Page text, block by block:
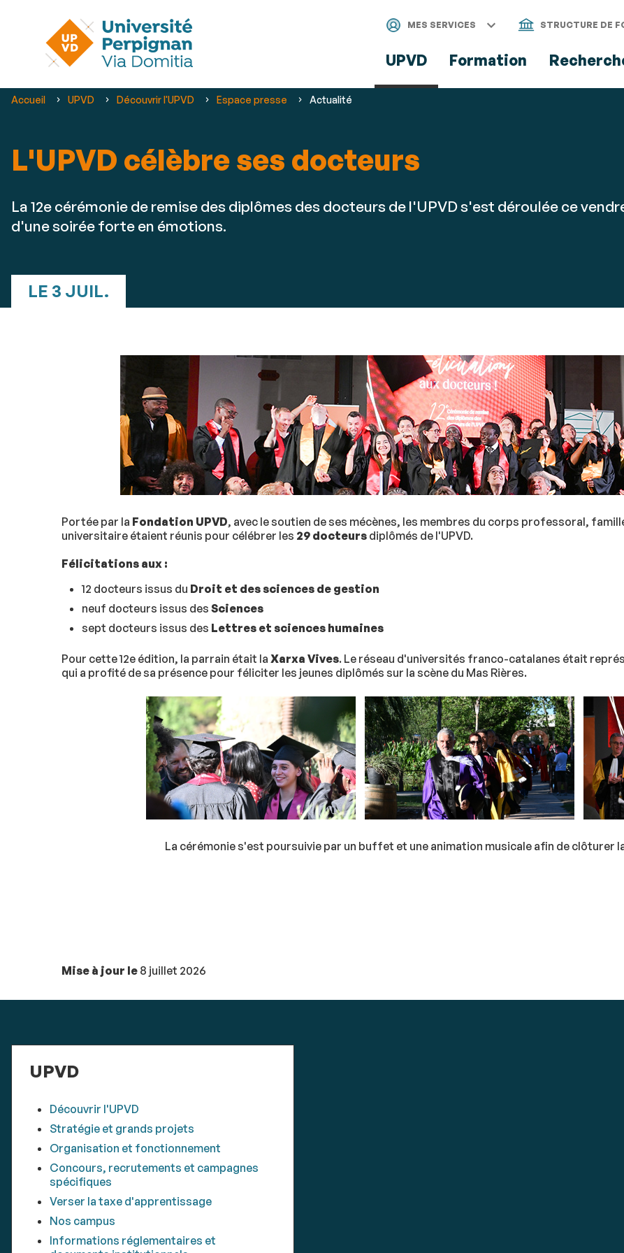
au
directs
MES SERVICES STRUCTURE DE
UPVD Formation
Vous
Accueil UPVD Découvrir l'UPVD Espace presse Actualité
L'UPVD célèbre ses docteurs
La 12e cérémonie de remise des diplômes des docteurs de l'UPVD s'est déroulée ce
d'une soirée forte en émotions.
LE 3 JUIL.
Portée par la Fondation UPVD, avec le soutien de ses mécènes, les membres du corps professoral,
universitaire étaient réunis pour célébrer les 29 docteurs diplômés de l'UPVD.
Félicitations aux :
12 docteurs issus du Droit et des sciences de gestion
neuf docteurs issus des Sciences
sept docteurs issus des Lettres et sciences humaines
Pour cette 12e édition, la parrain était la Xarxa Vives. Le réseau d'universités franco-catalanes était
qui a profité de sa présence pour féliciter les jeunes diplômés sur la scène du Mas Rières.
La cérémonie s'est poursuivie par un buffet et une animation musicale afin de clôturer
Mise à jour le 8 juillet 2026
UPVD
Découvrir l'UPVD
Stratégie et grands projets
Organisation et fonctionnement
Concours, recrutements et campagnes
spécifiques
Verser la taxe d'apprentissage
Nos campus
Informations réglementaires et